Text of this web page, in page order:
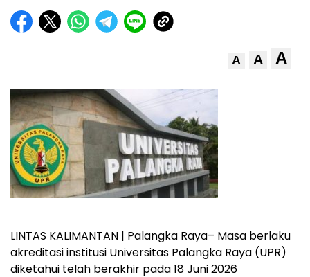
A A A
LINTAS KALIMANTAN | Palangka Raya– Masa berlaku
akreditasi institusi Universitas Palangka Raya (UPR)
diketahui telah berakhir pada 18 Juni 2026